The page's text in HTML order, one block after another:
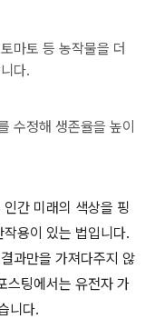
마토 등 농작물을 더
다.
수정해 생존율을 높이
간 미래의 색상을 핑
용이 있는 법입니다.
과만을 가져다주지 않
스팅에서는 유전자 가
니다.